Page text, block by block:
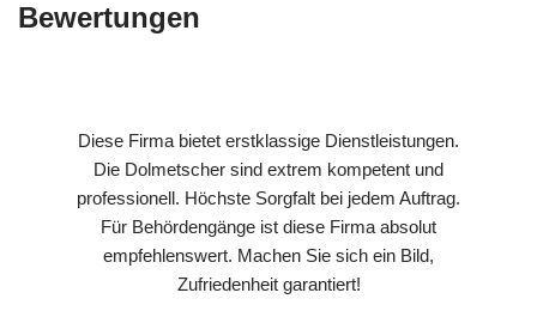
Bewertungen
Diese Firma bietet erstklassige Dienstleistungen.
Die Dolmetscher sind extrem kompetent und
professionell. Höchste Sorgfalt bei jedem Auftrag.
Für Behördengänge ist diese Firma absolut
empfehlenswert. Machen Sie sich ein Bild,
Zufriedenheit garantiert!